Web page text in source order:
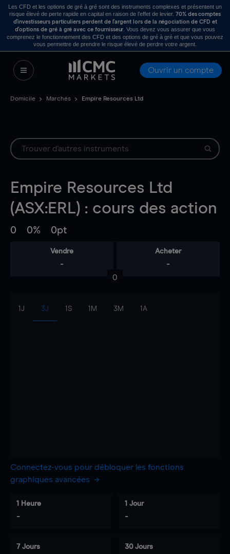
Les CFD et les options de gré à gré sont des instruments complexes et présentent un
risque élevé de perte rapide en capital en raison de l’effet de levier. 70% des comptes
d’investisseurs particuliers perdent de l’argent lors de la négociation de CFD et
d’options de gré à gré avec ce fournisseur . Vous devez vous assurer que vous
comprenez le fonctionnement des CFD et des options de gré à gré et que vous pouvez
vous permettre de prendre le risque élevé de perdre votre argent.
Ouvrir un compte
Domicile Marchés Empire Resources Ltd
Empire Resources Ltd
(ASX:ERL) : cours des action
0 0% 0pt
Vendre
-
Acheter
-
0
1J 3J 1S 1M 3M 1A
Connectez-vous pour débloquer les fonctions
graphiques avancées
1 Heure
-
1 Jour
-
7 Jours 30 Jours